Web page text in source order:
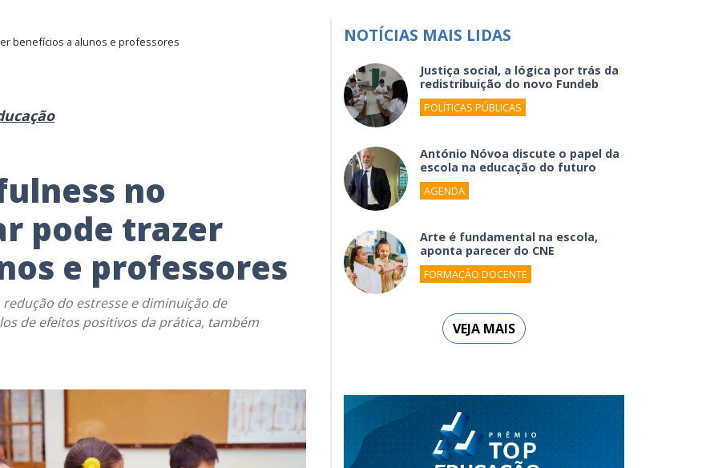
benefícios a alunos e professores
no
pode trazer
e professores
do estresse e diminuição de
de efeitos positivos da prática, também
NOTÍCIAS MAIS LIDAS
Justiça social, a lógica por trás da
redistribuição do novo Fundeb
POLÍTICAS PÚBLICAS
António Nóvoa discute o papel da
escola na educação do futuro
AGENDA
Arte é fundamental na escola,
aponta parecer do CNE
FORMAÇÃO DOCENTE
VEJA MAIS